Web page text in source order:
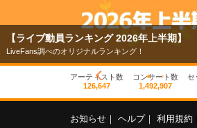
【ライブ動員ランキング 2026年上半期】
LiveFans調べのオリジナルランキング！
アーティスト数
126,647
コンサート数
1,492,907
セ
お知らせ ｜ ヘルプ｜ 利用規約